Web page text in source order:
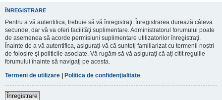
ÎNREGISTRARE
Pentru a vă autentifica, trebuie să vă înregistraţi. Înregistrarea durează câteva
secunde, dar vă va oferi facilităţi suplimentare. Administratorul forumului poate
de asemenea să acorde permisiuni suplimentare utilizatorilor înregistraţi.
Înainte de a vă autentifica, asiguraţi-vă că sunteţi familiarizat cu termenii noştri
de folosire şi politicile asociate. Vă rugăm să vă asiguraţi că aţi citit regulile
forumului înainte să navigaţi pe acesta.
Termeni de utilizare | Politica de confidenţialitate
Înregistrare